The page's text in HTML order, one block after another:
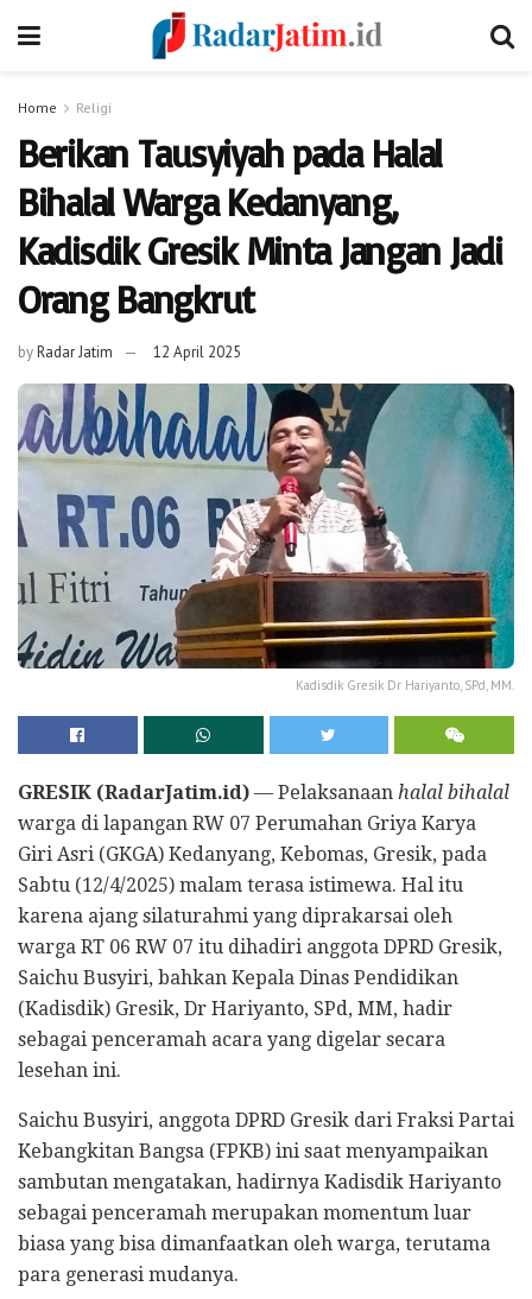
Home Religi
Berikan Tausyiyah pada Halal
Bihalal Warga Kedanyang,
Kadisdik Gresik Minta Jangan Jadi
Orang Bangkrut
byRadar Jatim 12 April 2025
Kadisdik Gresik Dr Hariyanto, SPd, MM.
GRESIK (RadarJatim.id) — Pelaksanaan halal bihalal
warga di lapangan RW 07 Perumahan Griya Karya
Giri Asri (GKGA) Kedanyang, Kebomas, Gresik, pada
Sabtu (12/4/2025) malam terasa istimewa. Hal itu
karena ajang silaturahmi yang diprakarsai oleh
warga RT 06 RW 07 itu dihadiri anggota DPRD Gresik,
Saichu Busyiri, bahkan Kepala Dinas Pendidikan
(Kadisdik) Gresik, Dr Hariyanto, SPd, MM, hadir
sebagai penceramah acara yang digelar secara
lesehan ini.
Saichu Busyiri, anggota DPRD Gresik dari Fraksi Partai
Kebangkitan Bangsa (FPKB) ini saat menyampaikan
sambutan mengatakan, hadirnya Kadisdik Hariyanto
sebagai penceramah merupakan momentum luar
biasa yang bisa dimanfaatkan oleh warga, terutama
para generasi mudanya.